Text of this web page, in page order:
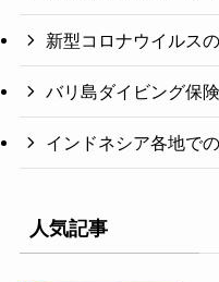
新型コロナウイルス
バリ島ダイビング保険
インドネシア各地で
人気記事